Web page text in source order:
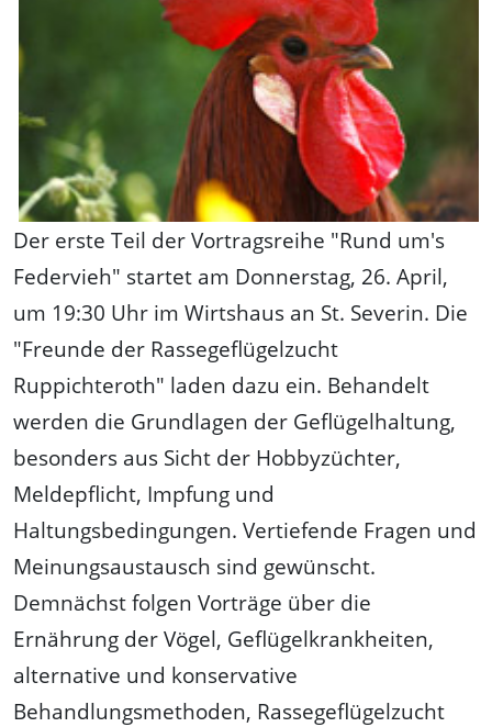
Der erste Teil der Vortragsreihe "Rund um's
Federvieh" startet am Donnerstag, 26. April,
um 19:30 Uhr im Wirtshaus an St. Severin. Die
"Freunde der Rassegeflügelzucht
Ruppichteroth" laden dazu ein. Behandelt
werden die Grundlagen der Geflügelhaltung,
besonders aus Sicht der Hobbyzüchter,
Meldepflicht, Impfung und
Haltungsbedingungen. Vertiefende Fragen und
Meinungsaustausch sind gewünscht.
Demnächst folgen Vorträge über die
Ernährung der Vögel, Geflügelkrankheiten,
alternative und konservative
Behandlungsmethoden, Rassegeflügelzucht